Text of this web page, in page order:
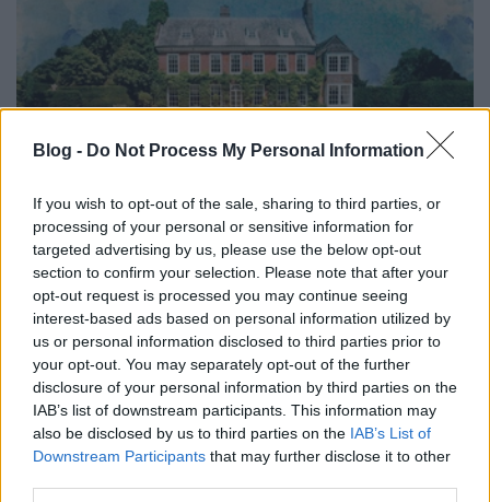
Blog - Do Not Process My Personal Information
If you wish to opt-out of the sale, sharing to third parties, or
processing of your personal or sensitive information for
targeted advertising by us, please use the below opt-out
section to confirm your selection. Please note that after your
opt-out request is processed you may continue seeing
interest-based ads based on personal information utilized by
us or personal information disclosed to third parties prior to
your opt-out. You may separately opt-out of the further
disclosure of your personal information by third parties on the
IAB’s list of downstream participants. This information may
also be disclosed by us to third parties on the IAB’s List of
Downstream Participants that may further disclose it to other